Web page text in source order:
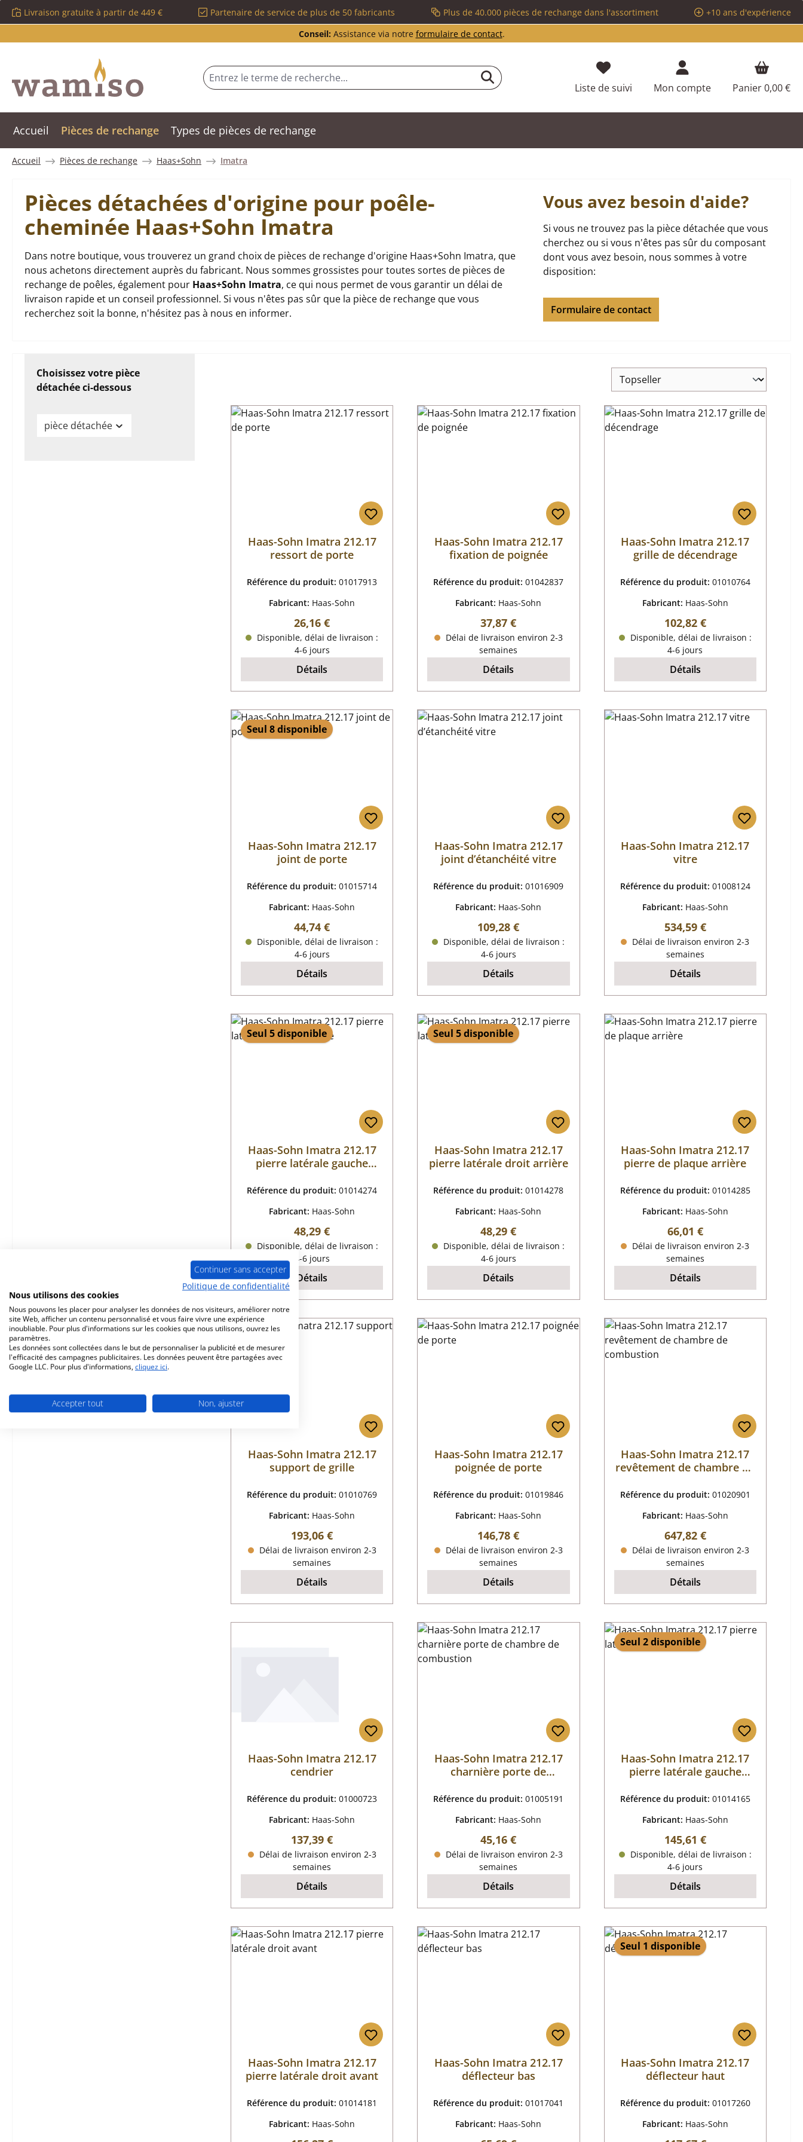
au contenu principal
Passer à la recherche
Passer à la navigation principale
Livraison gratuite à partir de 449 € Partenaire de service de plus de 50 fabricants Plus de 40.000 pièces de rechange dans l'assortiment
+10 ans d'expérience
Conseil: Assistance via notre formulaire de contact.
Liste de suivi Vous avez 0 articles dans votre liste
Mon compte Panier0,00 €
Accueil Pièces de rechange Types de pièces de rechange
Accueil Pièces de rechange Haas+Sohn Imatra
Pièces détachées d'origine pour poêle-
cheminée Haas+Sohn Imatra
Dans notre boutique, vous trouverez un grand choix de pièces de rechange d'origine Haas+Sohn Imatra, que
nous achetons directement auprès du fabricant. Nous sommes grossistes pour toutes sortes de pièces de
rechange de poêles, également pour Haas+Sohn Imatra, ce qui nous permet de vous garantir un délai de
livraison rapide et un conseil professionnel. Si vous n'êtes pas sûr que la pièce de rechange que vous
recherchez soit la bonne, n'hésitez pas à nous en informer.
Vous avez besoin d'aide?
Si vous ne trouvez pas la pièce détachée que vous
cherchez ou si vous n'êtes pas sûr du composant
dont vous avez besoin, nous sommes à votre
disposition:
Formulaire de contact
Choisissez votre pièce
détachée ci-dessous
pièce détachée
Haas-Sohn Imatra 212.17
ressort de porte
Référence du produit:01017913
Fabricant: Haas-Sohn
Prix régulier :
26,16 €
Disponible, délai de livraison :
4-6 jours
Détails
Haas-Sohn Imatra 212.17
fixation de poignée
Référence du produit:01042837
Fabricant: Haas-Sohn
Prix régulier :
37,87 €
Délai de livraison environ 2-3
semaines
Détails
Haas-Sohn Imatra 212.17
grille de décendrage
Référence du produit: 01010764
Fabricant: Haas-Sohn
Prix régulier :
102,82 €
Disponible, délai de livraison :
4-6 jours
Détails
Seul 8 disponible
Haas-Sohn Imatra 212.17
joint de porte
Référence du produit:01015714
Fabricant: Haas-Sohn
Prix régulier :
44,74 €
Disponible, délai de livraison :
4-6 jours
Détails
Haas-Sohn Imatra 212.17
joint d’étanchéité vitre
Référence du produit:01016909
Fabricant: Haas-Sohn
Prix régulier :
109,28 €
Disponible, délai de livraison :
4-6 jours
Détails
Haas-Sohn Imatra 212.17
vitre
Référence du produit: 01008124
Fabricant: Haas-Sohn
Prix régulier :
534,59 €
Délai de livraison environ 2-3
semaines
Détails
Seul 5 disponible
Haas-Sohn Imatra 212.17
pierre latérale gauche
Référence du produit:01014274
Fabricant: Haas-Sohn
Prix régulier :
48,29 €
Disponible, délai de livraison :
4-6 jours
Détails
Seul 5 disponible
Haas-Sohn Imatra 212.17
pierre latérale droit arrière
Référence du produit:01014278
Fabricant: Haas-Sohn
Prix régulier :
48,29 €
Disponible, délai de livraison :
4-6 jours
Détails
Haas-Sohn Imatra 212.17
pierre de plaque arrière
Référence du produit: 01014285
Fabricant: Haas-Sohn
Prix régulier :
66,01 €
Délai de livraison environ 2-3
semaines
Détails
Haas-Sohn Imatra 212.17
support de grille
Référence du produit:01010769
Fabricant: Haas-Sohn
Prix régulier :
193,06 €
Délai de livraison environ 2-3
semaines
Détails
Haas-Sohn Imatra 212.17
poignée de porte
Référence du produit:01019846
Fabricant: Haas-Sohn
Prix régulier :
146,78 €
Délai de livraison environ 2-3
semaines
Détails
Haas-Sohn Imatra 212.17
revêtement de chambre de
Référence du produit: 01020901
Fabricant: Haas-Sohn
Prix régulier :
647,82 €
Délai de livraison environ 2-3
semaines
Détails
Haas-Sohn Imatra 212.17
cendrier
Référence du produit:01000723
Fabricant: Haas-Sohn
Prix régulier :
137,39 €
Délai de livraison environ 2-3
semaines
Détails
Haas-Sohn Imatra 212.17
charnière porte de
Référence du produit:01005191
Fabricant: Haas-Sohn
Prix régulier :
45,16 €
Délai de livraison environ 2-3
semaines
Détails
Seul 2 disponible
Haas-Sohn Imatra 212.17
pierre latérale gauche
Référence du produit: 01014165
Fabricant: Haas-Sohn
Prix régulier :
145,61 €
Disponible, délai de livraison :
4-6 jours
Détails
Haas-Sohn Imatra 212.17
pierre latérale droit avant
Référence du produit:01014181
Fabricant: Haas-Sohn
Haas-Sohn Imatra 212.17
déflecteur bas
Référence du produit:01017041
Fabricant: Haas-Sohn
Seul 1 disponible
Haas-Sohn Imatra 212.17
déflecteur haut
Référence du produit: 01017260
Fabricant: Haas-Sohn
Continuer sans accepter
Politique de confidentialité
Nous utilisons des cookies
Nous pouvons les placer pour analyser les données de nos visiteurs, améliorer notre
site Web, afficher un contenu personnalisé et vous faire vivre une expérience
inoubliable. Pour plus d'informations sur les cookies que nous utilisons, ouvrez les
paramètres.
Les données sont collectées dans le but de personnaliser la publicité et de mesurer
l'efficacité des campagnes publicitaires. Les données peuvent être partagées avec
Google LLC. Pour plus d'informations, cliquez ici.
Accepter tout Non, ajuster